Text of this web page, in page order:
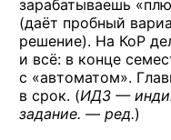
зарабатываешь
(даёт пробный
решение). На КоР
и всё: в конце
с «автоматом».
в срок. (ИДЗ —
задание. — ред.)